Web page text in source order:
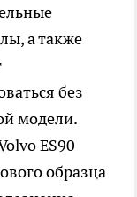
а также
без
модели.
ES90
образца